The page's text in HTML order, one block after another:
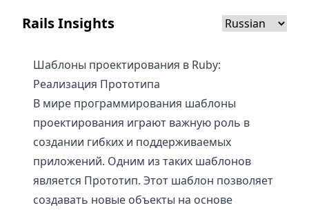
Rails Insights
Шаблоны проектирования в Ruby:
Реализация Прототипа
В мире программирования шаблоны
проектирования играют важную роль в
создании гибких и поддерживаемых
приложений. Одним из таких шаблонов
является Прототип. Этот шаблон позволяет
создавать новые объекты на основе